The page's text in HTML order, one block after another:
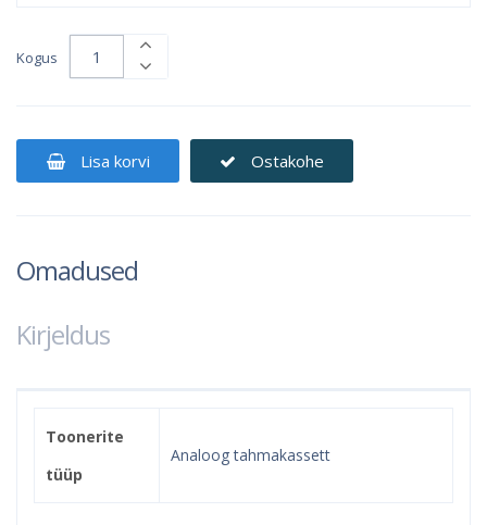
Kogus
Lisa korvi Ostakohe
Omadused
Kirjeldus
Toonerite
tüüp
Analoog tahmakassett